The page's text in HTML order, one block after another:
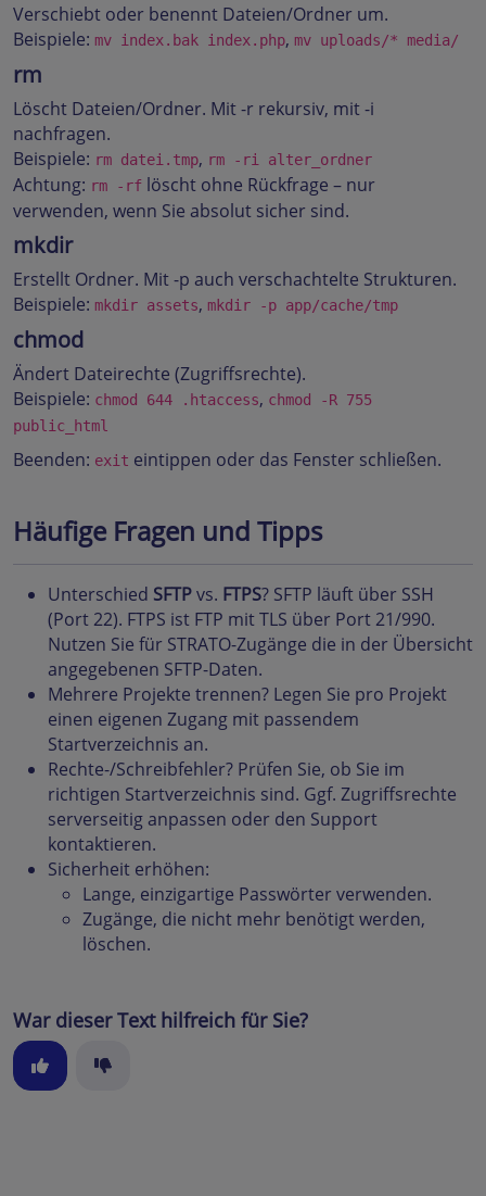
Verschiebt oder benennt Dateien/Ordner um.
Beispiele: mv index.bak index.php, mv uploads/* media/
rm
Löscht Dateien/Ordner. Mit -r rekursiv, mit -i
nachfragen.
Beispiele: rm datei.tmp, rm -ri alter_ordner
Achtung: rm -rf löscht ohne Rückfrage – nur
verwenden, wenn Sie absolut sicher sind.
mkdir
Erstellt Ordner. Mit -p auch verschachtelte Strukturen.
Beispiele: mkdir assets, mkdir -p app/cache/tmp
chmod
Ändert Dateirechte (Zugriffsrechte).
Beispiele: chmod 644 .htaccess, chmod -R 755
public_html
Beenden: exit eintippen oder das Fenster schließen.
Häufige Fragen und Tipps
Unterschied SFTPvs. FTPS? SFTP läuft über SSH
(Port 22). FTPS ist FTP mit TLS über Port 21/990.
Nutzen Sie für STRATO-Zugänge die in der Übersicht
angegebenen SFTP-Daten.
Mehrere Projekte trennen? Legen Sie pro Projekt
einen eigenen Zugang mit passendem
Startverzeichnis an.
Rechte-/Schreibfehler? Prüfen Sie, ob Sie im
richtigen Startverzeichnis sind. Ggf. Zugriffsrechte
serverseitig anpassen oder den Support
kontaktieren.
Sicherheit erhöhen:
Lange, einzigartige Passwörter verwenden.
Zugänge, die nicht mehr benötigt werden,
löschen.
War dieser Text hilfreich für Sie?